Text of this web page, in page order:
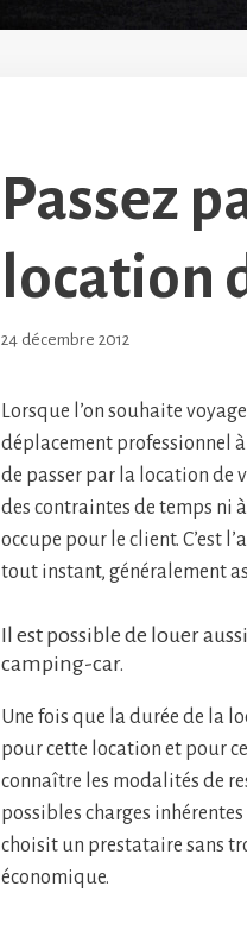
Passez
location
24 décembre 2012
Lorsque l’on souhaite
déplacement professionnel
de passer par la location de
des contraintes de temps ni
occupe pour le client. C’est
tout instant, généralement
Il est possible de louer
camping-car.
Une fois que la durée de la
pour cette location et pour
connaître les modalités de
possibles charges
choisit un prestataire sans
économique.